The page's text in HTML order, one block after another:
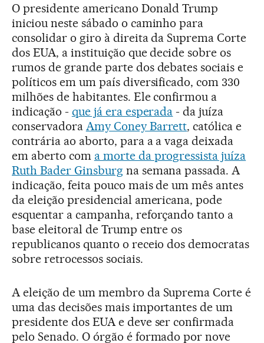
O presidente americano Donald Trump
iniciou neste sábado o caminho para
consolidar o giro à direita da Suprema Corte
dos EUA, a instituição que decide sobre os
rumos de grande parte dos debates sociais e
políticos em um país diversificado, com 330
milhões de habitantes. Ele confirmou a
indicação - que já era esperada - da juíza
conservadora Amy Coney Barrett, católica e
contrária ao aborto, para a a vaga deixada
em aberto com a morte da progressista juíza
Ruth Bader Ginsburg na semana passada. A
indicação, feita pouco mais de um mês antes
da eleição presidencial americana, pode
esquentar a campanha, reforçando tanto a
base eleitoral de Trump entre os
republicanos quanto o receio dos democratas
sobre retrocessos sociais.
A eleição de um membro da Suprema Corte é
uma das decisões mais importantes de um
presidente dos EUA e deve ser confirmada
pelo Senado. O órgão é formado por nove